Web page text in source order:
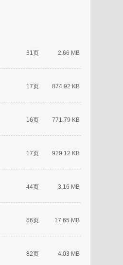
2.66 MB
31页
874.92 KB
17页
771.79 KB
16页
929.12 KB
17页
3.16 MB
44页
17.65 MB
66页
4.03 MB
82页